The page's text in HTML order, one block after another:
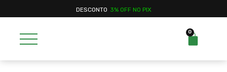
DESCONTO 3% OFF NO PIX
0